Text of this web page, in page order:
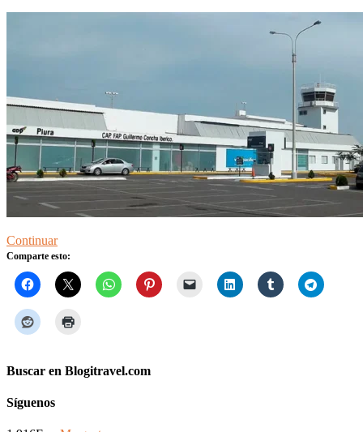
Continuar
Comparte esto:
Buscar en Blogitravel.com
Síguenos